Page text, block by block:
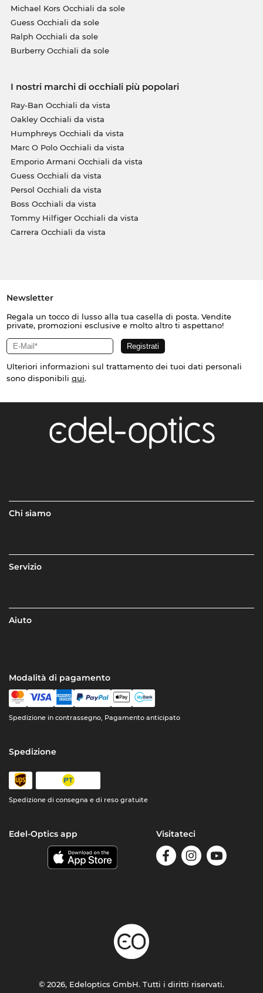
Michael Kors Occhiali da sole
Guess Occhiali da sole
Ralph Occhiali da sole
Burberry Occhiali da sole
I nostri marchi di occhiali più popolari
Ray-Ban Occhiali da vista
Oakley Occhiali da vista
Humphreys Occhiali da vista
Marc O Polo Occhiali da vista
Emporio Armani Occhiali da vista
Guess Occhiali da vista
Persol Occhiali da vista
Boss Occhiali da vista
Tommy Hilfiger Occhiali da vista
Carrera Occhiali da vista
Newsletter
Regala un tocco di lusso alla tua casella di posta. Vendite
private, promozioni esclusive e molto altro ti aspettano!
Ulteriori informazioni sul trattamento dei tuoi dati personali
sono disponibili qui.
Chi siamo
Servizio
Aiuto
Modalità di pagamento
Spedizione in contrassegno, Pagamento anticipato
Spedizione
Spedizione di consegna e di reso gratuite
Edel-Optics app Visitateci
© 2026, Edeloptics GmbH. Tutti i diritti riservati.